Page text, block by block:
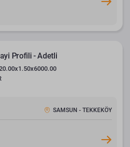
Profili - Adetli
SAMSUN - TEKKEKÖY